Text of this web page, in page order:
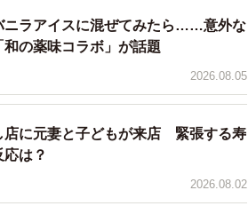
ニラアイスに混ぜてみたら……意外な
の薬味コラボ」が話題
2026.08.05
に元妻と子どもが来店 緊張する寿
は？
2026.08.02